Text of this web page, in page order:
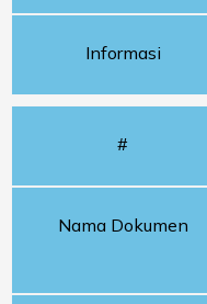
Informasi
#
Nama Dokumen